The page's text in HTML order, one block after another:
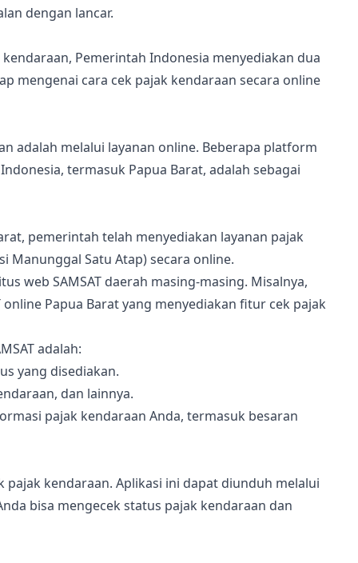
dengan lancar.
Pemerintah Indonesia menyediakan dua
mengenai cara cek pajak kendaraan secara online
adalah melalui layanan online. Beberapa platform
termasuk Papua Barat, adalah sebagai
pemerintah telah menyediakan layanan pajak
Manunggal Satu Atap) secara online.
web SAMSAT daerah masing-masing. Misalnya,
Papua Barat yang menyediakan fitur cek pajak
adalah:
yang disediakan.
dan lainnya.
pajak kendaraan Anda, termasuk besaran
kendaraan. Aplikasi ini dapat diunduh melalui
bisa mengecek status pajak kendaraan dan